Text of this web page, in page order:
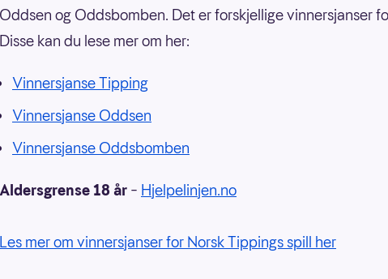
Oddsen og Oddsbomben. Det er forskjellige vinnersjanser
Disse kan du lese mer om her:
Vinnersjanse Tipping
Vinnersjanse Oddsen
Vinnersjanse Oddsbomben
Aldersgrense 18 år – Hjelpelinjen.no
Les mer om vinnersjanser for Norsk Tippings spill her